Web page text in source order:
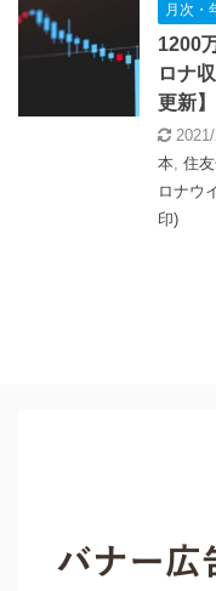
月次・
1200
ロナ
更新】
本, 住
ロナウ
印)